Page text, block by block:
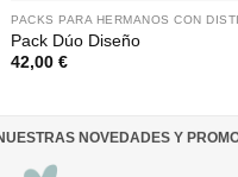
Pack Dúo Diseño
42,00€
NOVEDADES Y